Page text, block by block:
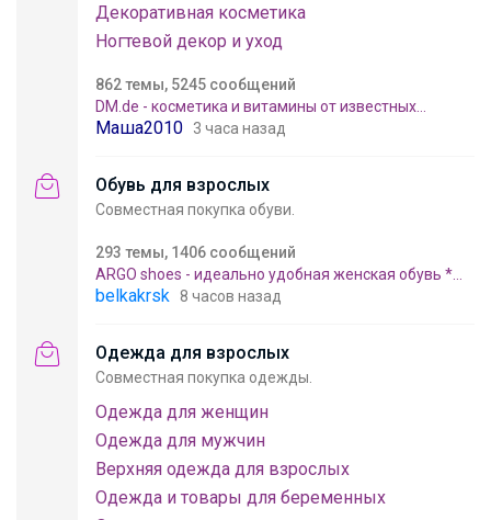
Декоративная косметика
Ногтевой декор и уход
862 темы, 5245 сообщений
DM.de - косметика и витамины от известных
Маша2010 3 часа назад
Обувь для взрослых
Совместная покупка обуви.
293 темы, 1406 сообщений
ARGO shoes - идеально удобная женская обувь *
Качество premium * Только натуральная кожа *
belkakrsk 8 часов назад
Одежда для взрослых
Совместная покупка одежды.
Одежда для женщин
Одежда для мужчин
Верхняя одежда для взрослых
Одежда и товары для беременных